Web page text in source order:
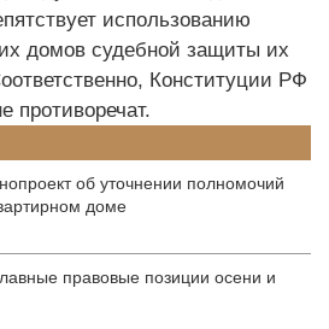
использованию
домов судебной защиты их
Конституции РФ
противоречат.
об уточнении полномочий
доме
правовые позиции осени и